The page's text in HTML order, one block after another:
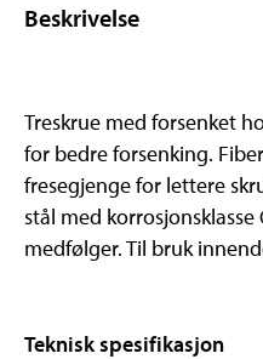
Beskrivelse
Treskrue med forsenket
for bedre forsenking.
fresegjenge for lettere
stål med korrosjonsklasse
medfølger. Til bruk
Teknisk spesifikasjon